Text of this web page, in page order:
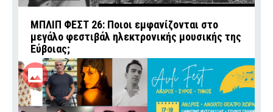
ΜΠΛΙΠ ΦΕΣΤ 26: Ποιοι εμφανίζονται στο
μεγάλο φεστιβάλ ηλεκτρονικής μουσικής της
Εύβοιας;